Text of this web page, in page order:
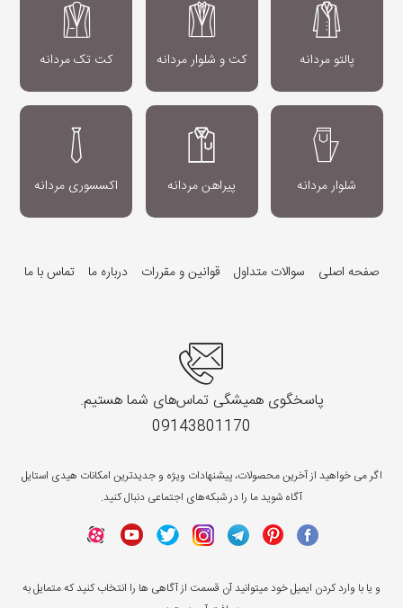
پالتو مردانه کت و شلوار مردانه کت تک مردانه
شلوار مردانه پیراهن مردانه اکسسوری مردانه
صفحه اصلی سوالات متداول قوانین و مقررات درباره ما تماس با ما
پاسخگوی همیشگی تماس‌های شما هستیم.
09143801170
اگر می خواهید از آخرین محصولات، پیشنهادات ویژه و جدیدترین امکانات هیدی استایل
آگاه شوید ما را در شبکه‌های اجتماعی دنبال کنید.
و یا با وارد کردن ایمیل خود میتوانید آن قسمت از آگاهی ها را انتخاب کنید که متمایل به